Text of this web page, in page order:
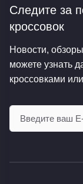
Следите за
кроссовок
Новости,
можете узнать
кроссовками